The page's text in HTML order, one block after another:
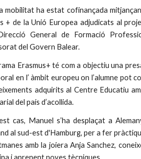
mobilitat ha estat cofinançada
+ de la Unió Europea adjudicats al
General de Formació
del Govern Balear.
Erasmus+ té com a objectiu una
en l’ àmbit europeu on l’alumne pot
adquirits al Centre Educatiu
del país d’acollida.
cas, Manuel s’ha desplaçat a
al sud-est d'Hamburg, per a fer
amb la joiera Anja Sanchez,
i aprenent noves tècniques.